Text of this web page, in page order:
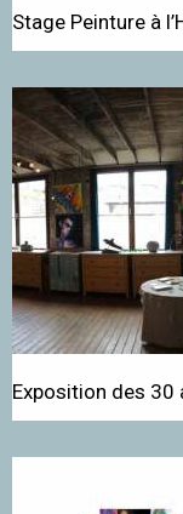
Stage Peinture à
Exposition des 30